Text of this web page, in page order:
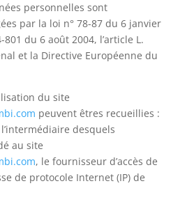
personnelles sont
par la loi n° 78-87 du 6 janvier
801 du 6 août 2004, l’article L.
et la Directive Européenne du
du site
peuvent êtres recueillies :
l’intermédiaire desquels
au site
, le fournisseur d’accès de
de protocole Internet (IP) de